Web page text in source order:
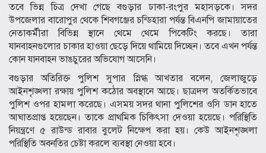
তবে ভিন্ন চিত্র দেখা গেছে বগুড়ার ঢাকা-রংপুর মহাসড়কে। সদর
উপজেলার বারোপুর থেকে শিবগঞ্জের চন্ডিহারা পর্যন্ত বিএনপি জামায়াতের
নেতাকর্মীরা বিভিন্ন স্থানে থেমে থেমে পিকেটিং করছে। তারা
যানবাহনগুলোর চাকার হাওয়া ছেড়ে দিয়ে থামিয়ে দিচ্ছেন। তবে এখন পর্যন্ত
কোন যানবাহন ভাঙচুরের অভিযোগ আসেনি।
বগুড়ার অতিরিক্ত পুলিশ সুপার স্নিগ্ধ আখতার বলেন, জেলাজুড়ে
আইনশৃঙ্খলা রক্ষায় পুলিশ কঠোর অবস্থানে আছে। ছাত্রদল অতর্কিতভাবে
পুলিশ ওপর হামলা করেছে। এসময় সদর থানা পুলিশের ওসি ডান হাতে
আঘাতপ্রাপ্ত হয়েছেন। তাকে প্রাথমিক চিকিৎসা দেওয়া হয়েছে। পরিস্থিতি
নিয়ন্ত্রণে ৫ রাউন্ড রাবার বুলেট নিক্ষেপ করা হয়। কেউ আইনশৃঙ্খলা
পরিস্থিতি অবনতির চেষ্টা করলে ব্যবস্থা নেওয়া হবে।